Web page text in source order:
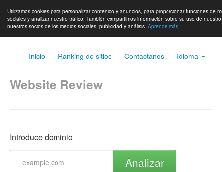
Utilizamos cookies para personalizar contenido y anuncios, para proporcionar funciones de
sociales y analizar nuestro tráfico. También compartimos información sobre su uso de
nuestros socios de los medios sociales, publicidad y análisis. Aprende más
Inicio Ranking de sitios Contactanos Idioma
Website Review
Introduce dominio
Analizar